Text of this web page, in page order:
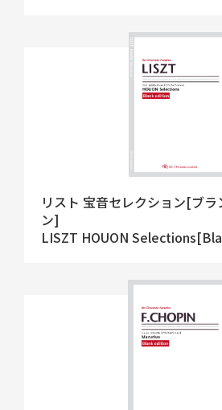
リスト 宝音セレクション[ブラ
ン]
LISZT HOUON